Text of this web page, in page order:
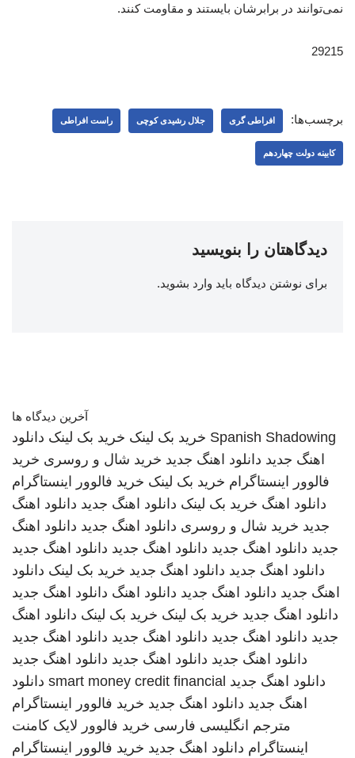
نمی‌توانند در برابرشان بایستند و مقاومت کنند.
29215
برچسب‌ها: افراطی گری جلال رشیدی کوچی راست افراطی
کابینه دولت چهاردهم
دیدگاهتان را بنویسید
برای نوشتن دیدگاه باید وارد بشوید.
آخرین دیدگاه ها
Spanish Shadowing خرید بک لینک خرید بک لینک دانلود
اهنگ جدید دانلود اهنگ جدید خرید شال و روسری خرید
فالوور اینستاگرام خرید بک لینک خرید فالوور اینستاگرام
دانلود اهنگ خرید بک لینک دانلود اهنگ جدید دانلود اهنگ
جدید خرید شال و روسری دانلود اهنگ جدید دانلود اهنگ
جدید دانلود اهنگ جدید دانلود اهنگ جدید دانلود اهنگ جدید
دانلود اهنگ جدید دانلود اهنگ جدید خرید بک لینک دانلود
اهنگ جدید دانلود اهنگ جدید دانلود اهنگ دانلود اهنگ جدید
دانلود اهنگ جدید خرید بک لینک خرید بک لینک دانلود اهنگ
جدید دانلود اهنگ جدید دانلود اهنگ جدید دانلود اهنگ جدید
دانلود اهنگ جدید دانلود اهنگ جدید دانلود اهنگ جدید
دانلود اهنگ جدید smart money credit financial دانلود
اهنگ جدید دانلود اهنگ جدید خرید فالوور اینستاگرام
مترجم انگلیسی فارسی خرید فالوور لایک کامنت
اینستاگرام دانلود اهنگ جدید خرید فالوور اینستاگرام